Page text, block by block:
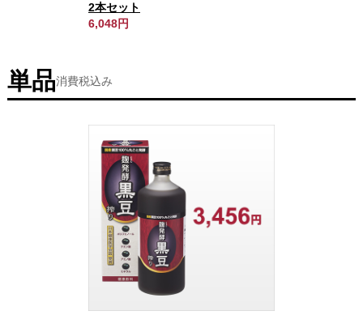
2本セット
6,048円
単品消費税込み